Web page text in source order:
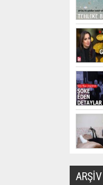
ARŞİV